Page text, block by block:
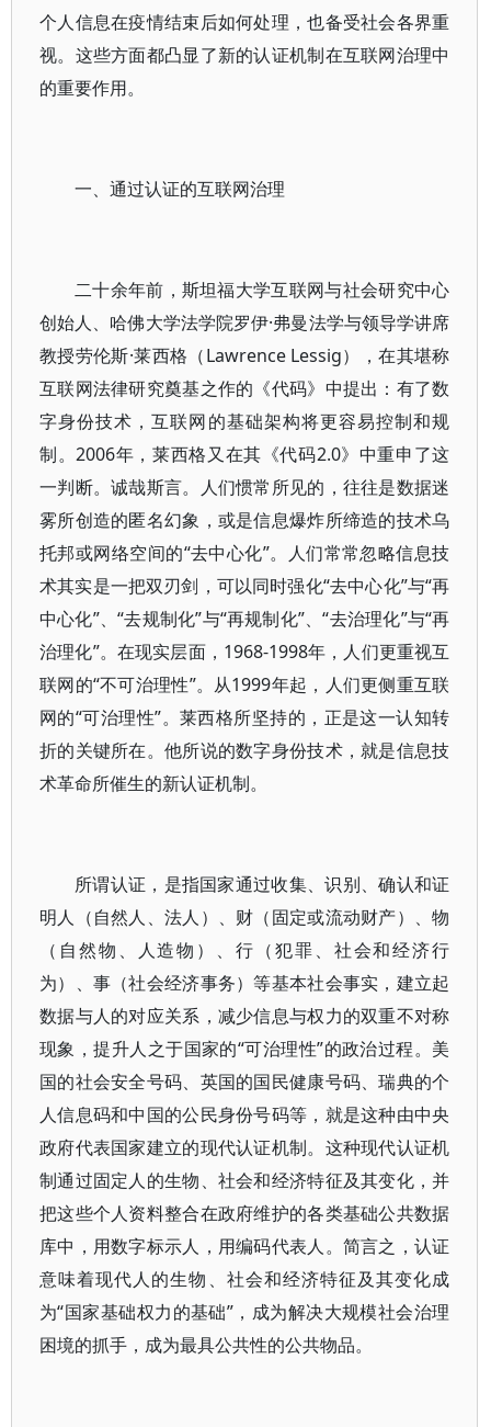
个人信息在疫情结束后如何处理，也备受社会各界重
视。这些方面都凸显了新的认证机制在互联网治理中
的重要作用。
一、通过认证的互联网治理
二十余年前，斯坦福大学互联网与社会研究中心
创始人、哈佛大学法学院罗伊·弗曼法学与领导学讲席
教授劳伦斯·莱西格（Lawrence Lessig），在其堪称
互联网法律研究奠基之作的《代码》中提出：有了数
字身份技术，互联网的基础架构将更容易控制和规
制。2006年，莱西格又在其《代码2.0》中重申了这
一判断。诚哉斯言。人们惯常所见的，往往是数据迷
雾所创造的匿名幻象，或是信息爆炸所缔造的技术乌
托邦或网络空间的“去中心化”。人们常常忽略信息技
术其实是一把双刃剑，可以同时强化“去中心化”与“再
中心化”、“去规制化”与“再规制化”、“去治理化”与“再
治理化”。在现实层面，1968-1998年，人们更重视互
联网的“不可治理性”。从1999年起，人们更侧重互联
网的“可治理性”。莱西格所坚持的，正是这一认知转
折的关键所在。他所说的数字身份技术，就是信息技
术革命所催生的新认证机制。
所谓认证，是指国家通过收集、识别、确认和证
明人（自然人、法人）、财（固定或流动财产）、物
（自然物、人造物）、行（犯罪、社会和经济行
为）、事（社会经济事务）等基本社会事实，建立起
数据与人的对应关系，减少信息与权力的双重不对称
现象，提升人之于国家的“可治理性”的政治过程。美
国的社会安全号码、英国的国民健康号码、瑞典的个
人信息码和中国的公民身份号码等，就是这种由中央
政府代表国家建立的现代认证机制。这种现代认证机
制通过固定人的生物、社会和经济特征及其变化，并
把这些个人资料整合在政府维护的各类基础公共数据
库中，用数字标示人，用编码代表人。简言之，认证
意味着现代人的生物、社会和经济特征及其变化成
为“国家基础权力的基础”，成为解决大规模社会治理
困境的抓手，成为最具公共性的公共物品。